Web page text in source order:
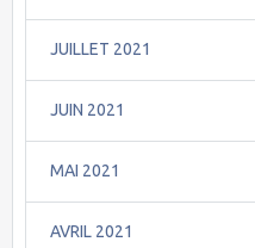
JUILLET 2021
JUIN 2021
MAI 2021
AVRIL 2021